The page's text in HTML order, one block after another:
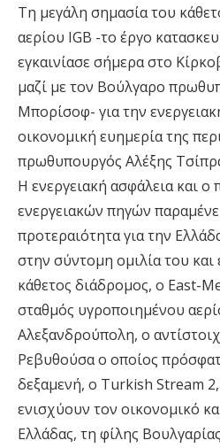
Τη μεγάλη σημασία του
αερίου IGB -το έργο
εγκαινίασε σήμερα στο
μαζί με τον Βούλγαρο
Μπορίσοφ- για την
οικονομική ευημερία της
πρωθυπουργός Αλέξης
Η ενεργειακή ασφάλεια και
ενεργειακών πηγών
προτεραιότητα για την
στην σύντομη ομιλία του και
κάθετος διάδρομος, ο East-
σταθμός υγροποιημένου
Αλεξανδρούπολη, ο
Ρεβυθούσα ο οποίος
δεξαμενή, ο Turkish Stream 2,
ενισχύουν τον οικονομικό
Eλλάδας, τη φίλης